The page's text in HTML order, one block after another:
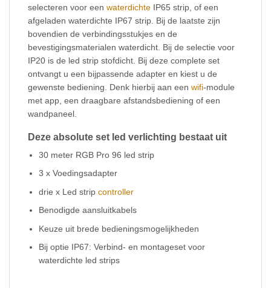
selecteren voor een waterdichte IP65 strip, of een
afgeladen waterdichte IP67 strip. Bij de laatste zijn
bovendien de verbindingsstukjes en de
bevestigingsmaterialen waterdicht. Bij de selectie voor
IP20 is de led strip stofdicht. Bij deze complete set
ontvangt u een bijpassende adapter en kiest u de
gewenste bediening. Denk hierbij aan een wifi-module
met app, een draagbare afstandsbediening of een
wandpaneel.
Deze absolute set led verlichting bestaat uit
30 meter RGB Pro 96 led strip
3 x Voedingsadapter
drie x Led stripcontroller
Benodigde aansluitkabels
Keuze uit brede bedieningsmogelijkheden
Bij optie IP67: Verbind- en montageset voor
waterdichte led strips